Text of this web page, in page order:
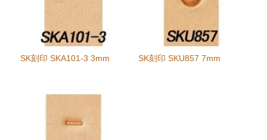
SK刻印 SKA101-3 3mm SK刻印 SKU857 7mm